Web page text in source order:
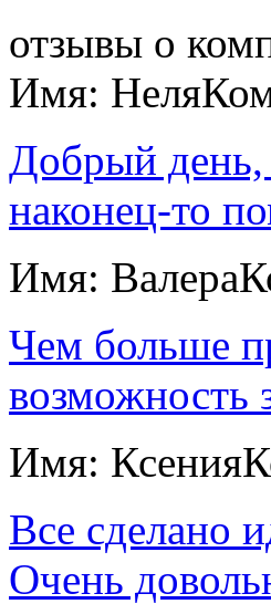
отзывы о
Имя: Неля
Добрый день,
наконец-то
Имя: Валера
Чем больше
возможность
Имя: Ксения
Все сделано
Очень